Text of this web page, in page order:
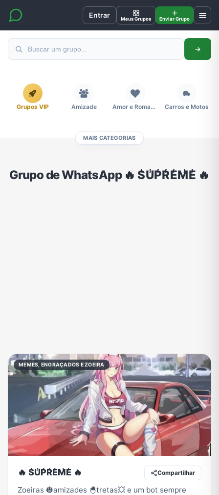
Entrar Meus Grupos Enviar Grupo
Grupos VIP Amizade Amor e Romance Carros e Motos
Moda e Beleza Música Namoro Negócios & Empreendedorismo
Notícias Outros Política Profissões
Receitas Redes Sociais Religião
Tecnologia TV
MAIS CATEGORIAS
Grupo de WhatsApp 🔥 S̾U̾P̾R̾E̾M̾E̾ 🔥
MEMES, ENGRAÇADOS E ZOEIRA
🔥 S̾U̾P̾R̾E̾M̾E̾ 🔥 Compartilhar
Zoeiras 🎃amizades 🐣tretas💥 e um bot sempre